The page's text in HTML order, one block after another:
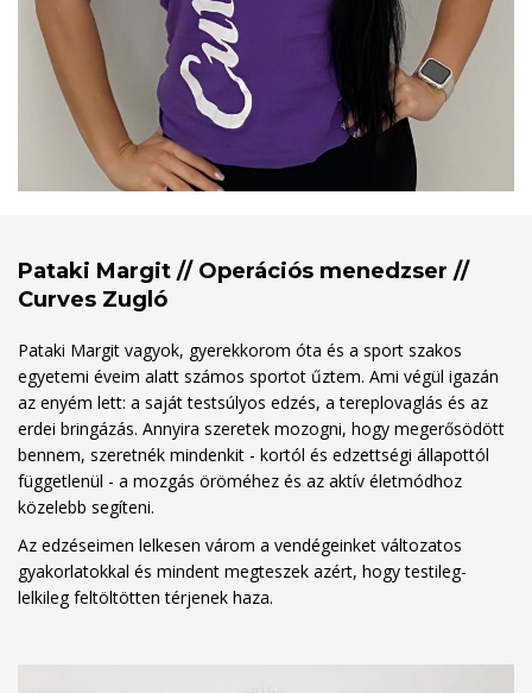
Pataki Margit // Operációs menedzser //
Curves Zugló
Pataki Margit vagyok, gyerekkorom óta és a sport szakos
egyetemi éveim alatt számos sportot űztem. Ami végül igazán
az enyém lett: a saját testsúlyos edzés, a tereplovaglás és az
erdei bringázás. Annyira szeretek mozogni, hogy megerősödött
bennem, szeretnék mindenkit - kortól és edzettségi állapottól
függetlenül - a mozgás öröméhez és az aktív életmódhoz
közelebb segíteni.
Az edzéseimen lelkesen várom a vendégeinket változatos
gyakorlatokkal és mindent megteszek azért, hogy testileg-
lelkileg feltöltötten térjenek haza.